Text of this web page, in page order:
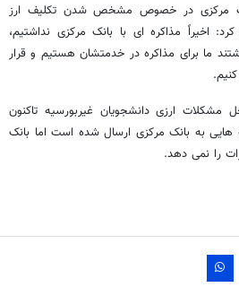
مرکزی در خصوص مشخص شدن تکلیف ارز
اخیراً مذاکره ای با بانک مرکزی نداشتیم،
ما برای مذاکره در خدمتشان هستیم و قرار
ارزی دانشجویان غیربورسیه تاکنون
هایی به بانک مرکزی ارسال شده است اما بانک
را نمی دهد.